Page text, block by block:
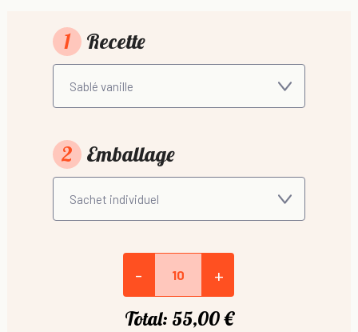
1 Recette
2 Emballage
- +
Total: 55,00 €